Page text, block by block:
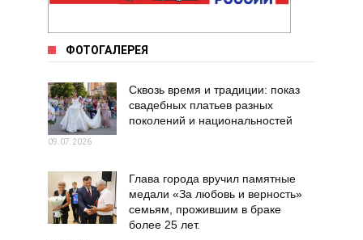
ФОТОГАЛЕРЕЯ
Сквозь время и традиции: показ
свадебных платьев разных
поколений и национальностей
09.07.2026
Глава города вручил памятные
медали «За любовь и верность»
семьям, прожившим в браке
более 25 лет.